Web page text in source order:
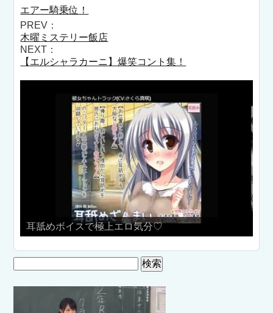
エアー騎乗位！
PREV：
木曜ミステリー飯店
NEXT：
【エルシャラカーニ】爆笑コント集！
耳舐めボイスで極上エロ気分♡
索: